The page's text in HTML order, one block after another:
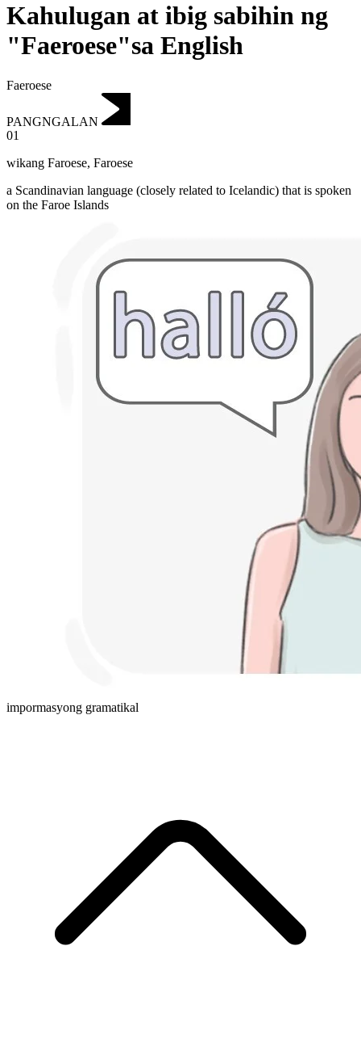
Kahulugan at ibig sabihin ng
"Faeroese"sa English
Faeroese
PANGNGALAN
01
wikang Faroese, Faroese
a Scandinavian language (closely related to Icelandic) that is spoken
on the Faroe Islands
impormasyong gramatikal